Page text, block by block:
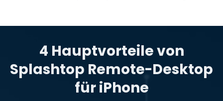
4 Hauptvorteile von
Splashtop Remote-Desktop
für iPhone